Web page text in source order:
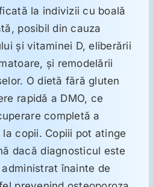
la indivizii cu boală
posibil din cauza
şi vitaminei D, eliberării
şi remodelării
O dietă fără gluten
rapidă a DMO, ce
completă a
copii. Copiii pot atinge
dacă diagnosticul este
înainte de